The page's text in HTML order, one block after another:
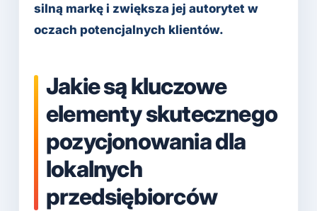
silną markę i zwiększa jej autorytet w
oczach potencjalnych klientów.
Jakie są kluczowe
elementy skutecznego
pozycjonowania dla
lokalnych
przedsiębiorców